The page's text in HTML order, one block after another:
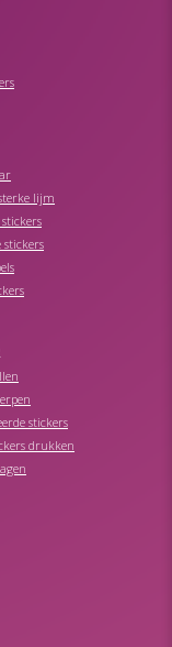
lijm
stickers
stickers
stickers
drukken